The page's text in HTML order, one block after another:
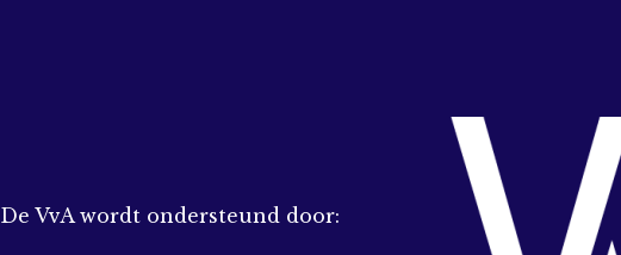
De VvA wordt ondersteund door: